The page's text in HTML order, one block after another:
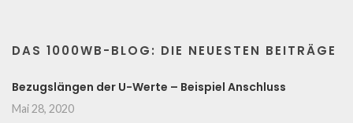
DAS 1000WB-BLOG: DIE NEUESTEN BEITRÄGE
Bezugslängen der U-Werte – Beispiel Anschluss
Mai 28, 2020